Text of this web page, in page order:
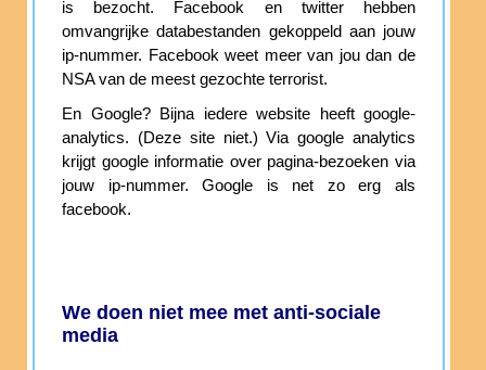
is bezocht. Facebook en twitter hebben
omvangrijke databestanden gekoppeld aan jouw
ip-nummer. Facebook weet meer van jou dan de
NSA van de meest gezochte terrorist.
En Google? Bijna iedere website heeft google-
analytics. (Deze site niet.) Via google analytics
krijgt google informatie over pagina-bezoeken via
jouw ip-nummer. Google is net zo erg als
facebook.
We doen niet mee met anti-sociale
media